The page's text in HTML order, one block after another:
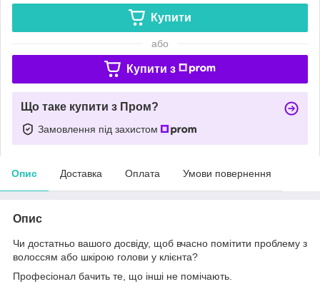
Купити
або
Купити з
Що таке купити з Пром?
Замовлення під захистом
Опис Доставка Оплата Умови повернення
Опис
Чи достатньо вашого досвіду, щоб вчасно помітити проблему з
волоссям або шкірою голови у клієнта?
Професіонал бачить те, що інші не помічають.